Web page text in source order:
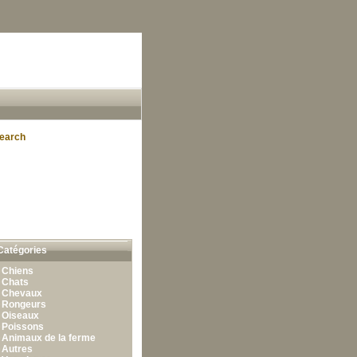
Chiens
Chats
Chevaux
Rongeurs
Oiseaux
Poissons
Animaux de la ferme
Autres